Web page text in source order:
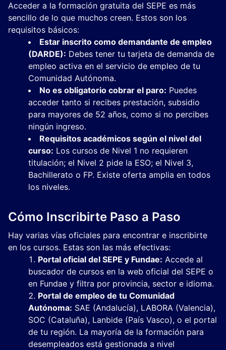
Acceder a la formación gratuita del SEPE es más
sencillo de lo que muchos creen. Estos son los
requisitos básicos:
Estar inscrito como demandante de empleo
(DARDE): Debes tener tu tarjeta de demanda de
empleo activa en el servicio de empleo de tu
Comunidad Autónoma.
No es obligatorio cobrar el paro: Puedes
acceder tanto si recibes prestación, subsidio
para mayores de 52 años, como si no percibes
ningún ingreso.
Requisitos académicos según el nivel del
curso: Los cursos de Nivel 1 no requieren
titulación; el Nivel 2 pide la ESO; el Nivel 3,
Bachillerato o FP. Existe oferta amplia en todos
los niveles.
Cómo Inscribirte Paso a Paso
Hay varias vías oficiales para encontrar e inscribirte
en los cursos. Estas son las más efectivas:
Portal oficial del SEPE y Fundae: Accede al
buscador de cursos en la web oficial del SEPE o
en Fundae y filtra por provincia, sector e idioma.
Portal de empleo de tu Comunidad
Autónoma: SAE (Andalucía), LABORA (Valencia),
SOC (Cataluña), Lanbide (País Vasco), o el portal
de tu región. La mayoría de la formación para
desempleados está gestionada a nivel